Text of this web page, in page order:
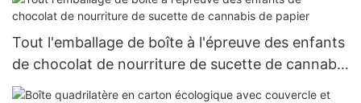
Tout l'emballage de boîte à l'épreuve des enfants
de chocolat de nourriture de sucette de cannabis
de papier